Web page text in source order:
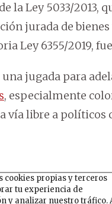
la Ley 5033/2013,
jurada de
Ley 6355/2019,
jugada para
, especialmente
vía libre a políticos